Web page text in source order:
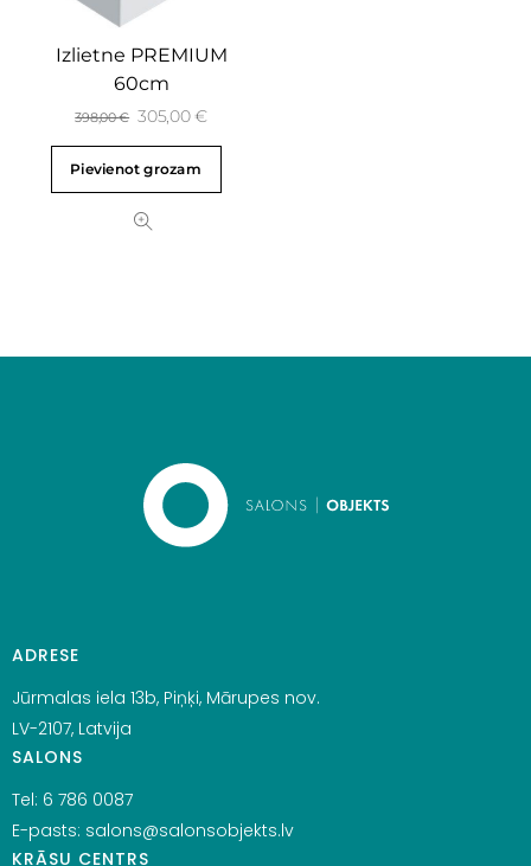
Izlietne PREMIUM
60cm
398,00€ 305,00€
Pievienot grozam
ADRESE
Jūrmalas iela 13b, Piņķi, Mārupes nov.
LV-2107, Latvija
SALONS
Tel: 6 786 0087
E-pasts: salons@salonsobjekts.lv
KRĀSU CENTRS